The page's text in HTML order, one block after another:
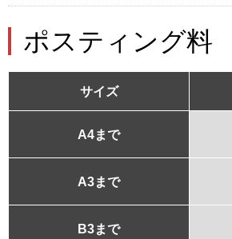
ポスティング料
サイズ
A4まで
A3まで
B3まで